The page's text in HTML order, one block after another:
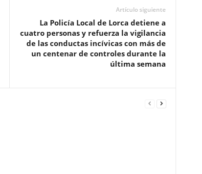
Artículo siguiente
La Policía Local de Lorca detiene a
cuatro personas y refuerza la vigilancia
de las conductas incívicas con más de
un centenar de controles durante la
última semana